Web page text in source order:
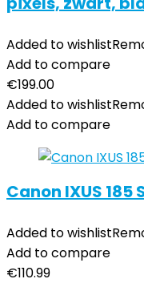
Added to wishlist
Add to compare
€199.00
Added to wishlist
Add to compare
Canon IXUS 185
Added to wishlist
Add to compare
€110.99